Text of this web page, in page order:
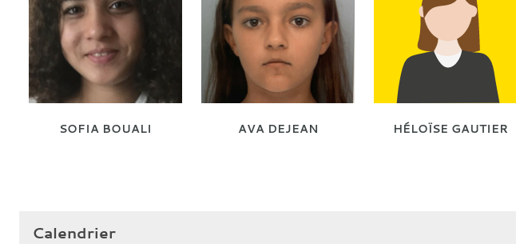
SOFIA BOUALI AVA DEJEAN HÉLOÏSE GAUTIER
Calendrier